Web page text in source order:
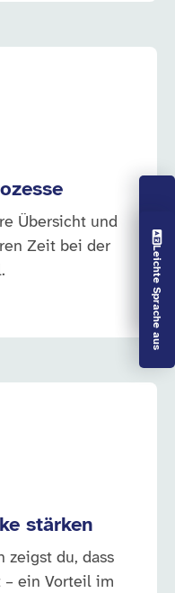
Vorlesen aus
Leichte Sprache aus
Übersicht und
Zeit bei der
stärken
zeigst du, dass
ein Vorteil im